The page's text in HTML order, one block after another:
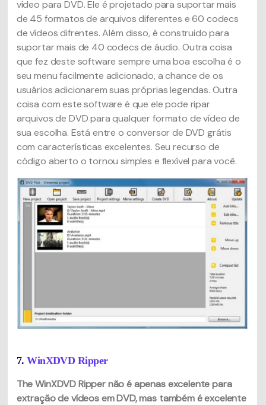
vídeo para DVD. Ele é projetado para suportar mais
de 45 formatos de arquivos diferentes e 60 codecs
de vídeos difrentes. Além disso, é construido para
suportar mais de 40 codecs de áudio. Outra coisa
que fez deste software sempre uma boa escolha é o
seu menu facilmente adicionado, a chance de os
usuários adicionarem suas próprias legendas. Outra
coisa com este software é que ele pode ripar
arquivos de DVD para qualquer formato de vídeo de
sua escolha. Está entre o conversor de DVD grátis
com características excelentes. Seu recurso de
código aberto o tornou simples e flexível para você.
7.WinXDVD Ripper
The WinXDVD Ripper não é apenas excelente para
extração de vídeos em DVD, mas também é excelente